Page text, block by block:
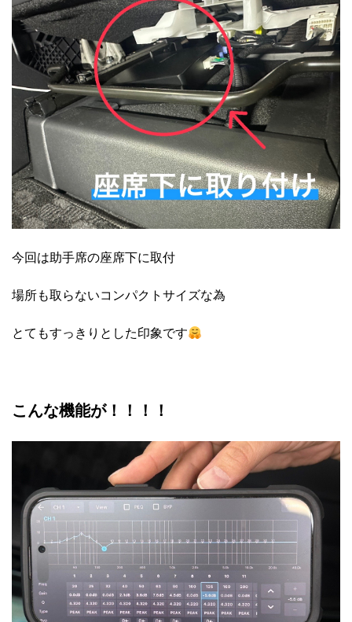
今回は助手席の座席下に取付
場所も取らないコンパクトサイズな為
とてもすっきりとした印象です
こんな機能が！！！！